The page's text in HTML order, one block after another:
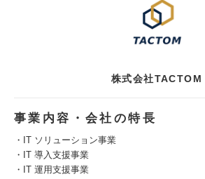
株式会社TACTOM
事業内容・会社の特長
・IT ソリューション事業
・IT 導入支援事業
・IT 運用支援事業